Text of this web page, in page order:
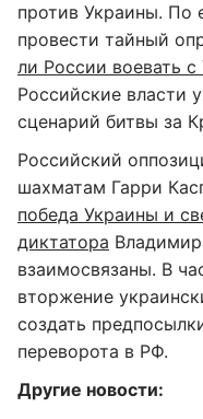
против Украины. По
провести тайный
ли России воевать
Российские власти
сценарий битвы за
Российский
шахматам Гарри
победа Украины и
диктатора
взаимосвязаны. В
вторжение
создать
переворота в РФ.
Другие новости: